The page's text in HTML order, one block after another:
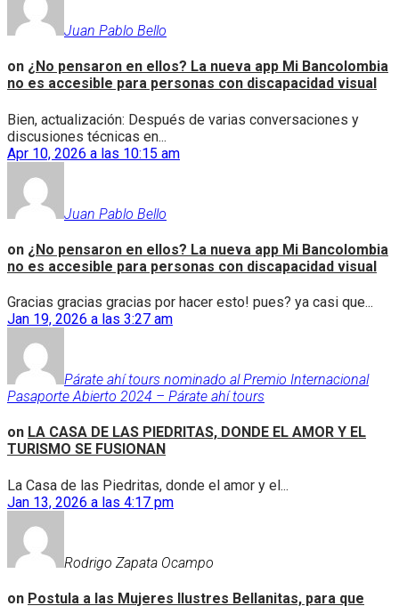
Juan Pablo Bello
on ¿No pensaron en ellos? La nueva app Mi Bancolombia
no es accesible para personas con discapacidad visual
Bien, actualización: Después de varias conversaciones y
discusiones técnicas en...
Apr 10, 2026 a las 10:15 am
Juan Pablo Bello
on ¿No pensaron en ellos? La nueva app Mi Bancolombia
no es accesible para personas con discapacidad visual
Gracias gracias gracias por hacer esto! pues? ya casi que...
Jan 19, 2026 a las 3:27 am
Párate ahí tours nominado al Premio Internacional
Pasaporte Abierto 2024 – Párate ahí tours
on LA CASA DE LAS PIEDRITAS, DONDE EL AMOR Y EL
TURISMO SE FUSIONAN
La Casa de las Piedritas, donde el amor y el...
Jan 13, 2026 a las 4:17 pm
Rodrigo Zapata Ocampo
on Postula a las Mujeres Ilustres Bellanitas, para que